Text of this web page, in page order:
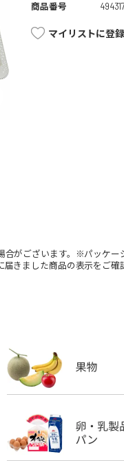
商品番号
マイリストに登
がございます。※パッケ
きました商品の表示をご確